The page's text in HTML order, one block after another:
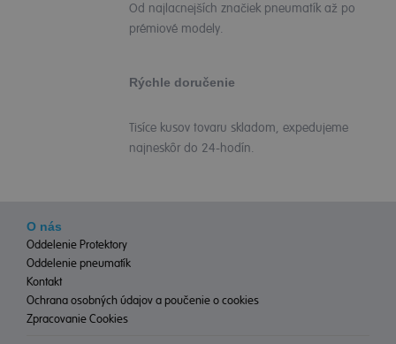
Od najlacnejších značiek pneumatík až po
prémiové modely.
Rýchle doručenie
Tisíce kusov tovaru skladom, expedujeme
najneskôr do 24-hodín.
O nás
Oddelenie Protektory
Oddelenie pneumatík
Kontakt
Ochrana osobných údajov a poučenie o cookies
Zpracovanie Cookies